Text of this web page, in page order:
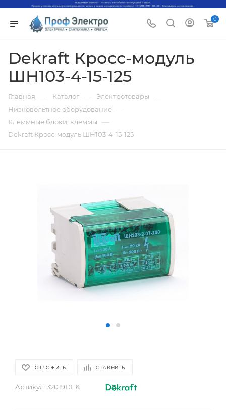
0
Dekraft Кросс-модуль
ШН103-4-15-125
Главная — Каталог — Электротовары —
Низковольтное оборудование —
Клеммные блоки, клеммы —
Dekraft Кросс-модуль ШН103-4-15-125
ОТЛОЖИТЬ СРАВНИТЬ
Артикул: 32019DEK